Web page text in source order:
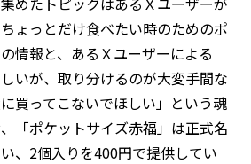
ょっとだけ食べたい時のためのポ
情報と、あるＸユーザーによる
いが、取り分けるのが大変手間な
買ってこないでほしい」という魂
「ポケットサイズ赤福」は正式名
、2個入りを400円で提供してい